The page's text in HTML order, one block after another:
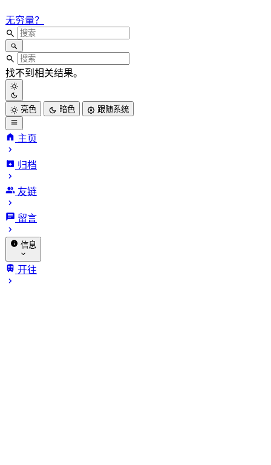
无穷量？
找不到相关结果。
亮色 暗色 跟随系统
主页
归档
友链
留言
信息
关于我
开往
归档